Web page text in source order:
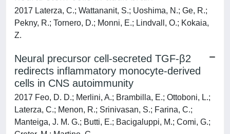
2017 Laterza, C.; Wattananit, S.; Uoshima, N.; Ge, R.;
Pekny, R.; Tornero, D.; Monni, E.; Lindvall, O.; Kokaia,
Z.
Neural precursor cell-secreted TGF-β2
redirects inflammatory monocyte-derived
cells in CNS autoimmunity
2017 Feo, D. D.; Merlini, A.; Brambilla, E.; Ottoboni, L.;
Laterza, C.; Menon, R.; Srinivasan, S.; Farina, C.;
Manteiga, J. M. G.; Butti, E.; Bacigaluppi, M.; Comi, G.;